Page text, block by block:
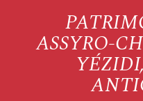
ASSYRO-